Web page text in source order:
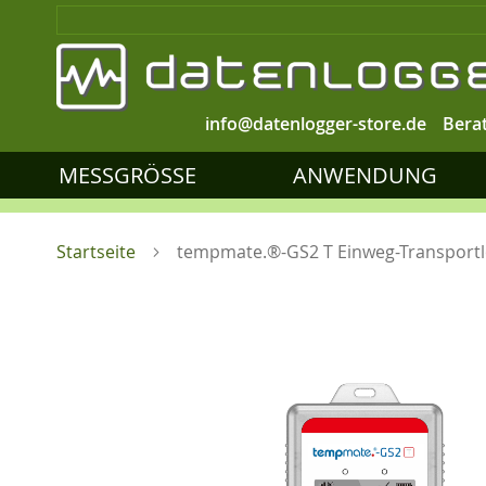
info@datenlogger-store.de
MESSGRÖSSE ANWENDUNG
Startseite tempmate.®-GS2 T Einweg-